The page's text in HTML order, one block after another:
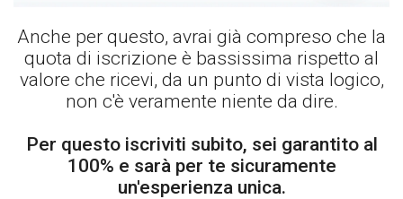
Anche per questo, avrai già compreso che la
quota di iscrizione è bassissima rispetto al
valore che ricevi, da un punto di vista logico,
non c'è veramente niente da dire.
Per questo iscriviti subito, sei garantito al
100% e sarà per te sicuramente
un'esperienza unica.